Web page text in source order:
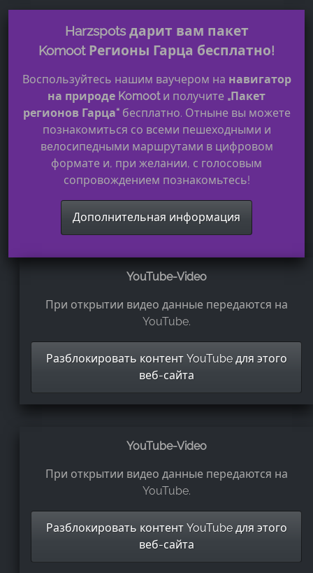
Harzspots дарит вам пакет
Komoot Регионы Гарца бесплатно!
Воспользуйтесь нашим ваучером на навигатор
на природе Komootи получите „Пакет
регионов Гарца“бесплатно. Отныне вы можете
познакомиться со всеми пешеходными и
велосипедными маршрутами в цифровом
формате и, при желании, с голосовым
сопровождением познакомьтесь!
Дополнительная информация
YouTube-Video
При открытии видео данные передаются на
YouTube.
Разблокировать контент YouTube для этого
веб-сайта
YouTube-Video
При открытии видео данные передаются на
YouTube.
Разблокировать контент YouTube для этого
веб-сайта